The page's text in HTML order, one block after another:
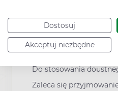
Dostosuj
Akceptuj niezbędne
należy rozważyć
poprzednio przepisanej
lekarz może
dawki, ale w sposób
Do stosowania
Zaleca się